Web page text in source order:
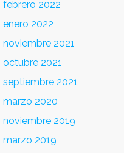
febrero 2022
enero 2022
noviembre 2021
octubre 2021
septiembre 2021
marzo 2020
noviembre 2019
marzo 2019